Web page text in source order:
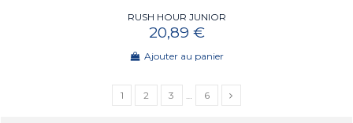
RUSH HOUR JUNIOR
20,89 €
Ajouter au panier
1 2 3 6